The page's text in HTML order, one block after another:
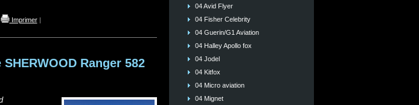
04 Avid Flyer
04 Fisher Celebrity
04 Guerin/G1 Aviation
04 Halley Apollo fox
04 Jodel
04 Kitfox
04 Micro aviation
04 Mignet
Imprimer|
Ranger 582